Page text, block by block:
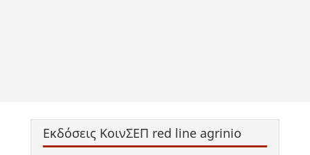
Εκδόσεις ΚοινΣΕΠ red line agrinio